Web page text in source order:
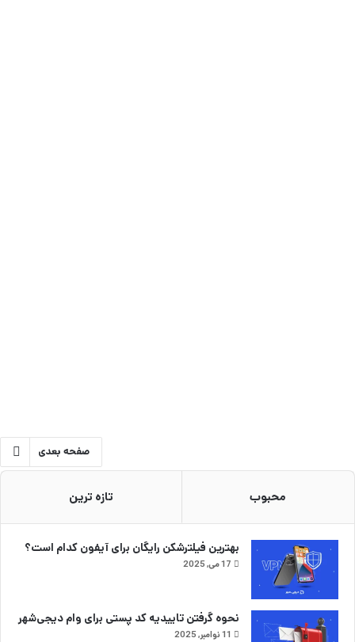
صفحه بعدی
محبوب تازه ترین
بهترین فیلترشکن رایگان برای آیفون کدام است؟
17 می, 2025
نحوه گرفتن تاییدیه کد پستی برای وام دیجی‌شهر
11 نوامبر, 2025